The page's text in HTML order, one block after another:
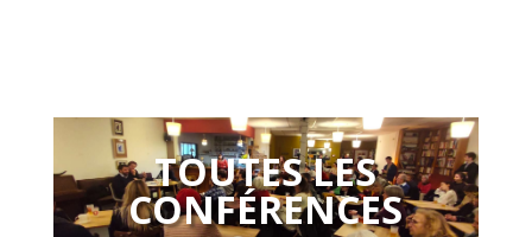
TOUTES LES
CONFÉRENCES